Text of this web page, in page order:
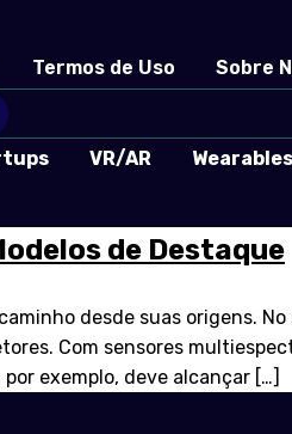
Termos de Uso Sobre
VR/AR Wearables
de Destaque
desde suas origens.
Com sensores
exemplo, deve alcançar […]